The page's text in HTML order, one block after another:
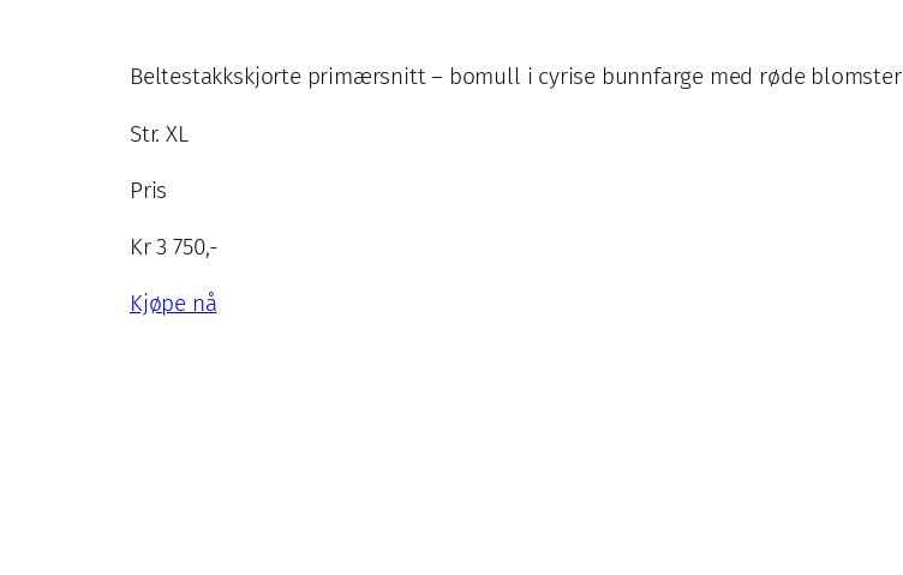
Beltestakkskjorte primærsnitt – bomull i cyrise bunnfarge med røde blomster
Str. XL
Pris
Kr 3 750,-
Kjøpe nå